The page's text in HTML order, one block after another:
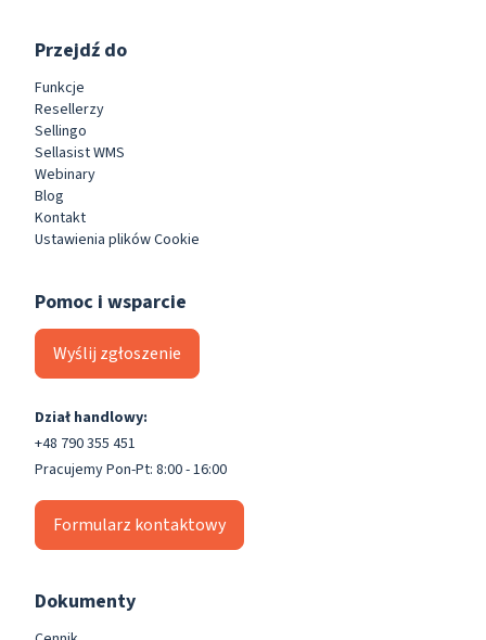
Przejdź do
Funkcje
Resellerzy
Sellingo
Sellasist WMS
Webinary
Blog
Kontakt
Ustawienia plików Cookie
Pomoc i wsparcie
Wyślij zgłoszenie
Dział handlowy:
+48 790 355 451
Pracujemy Pon-Pt: 8:00 - 16:00
Formularz kontaktowy
Dokumenty